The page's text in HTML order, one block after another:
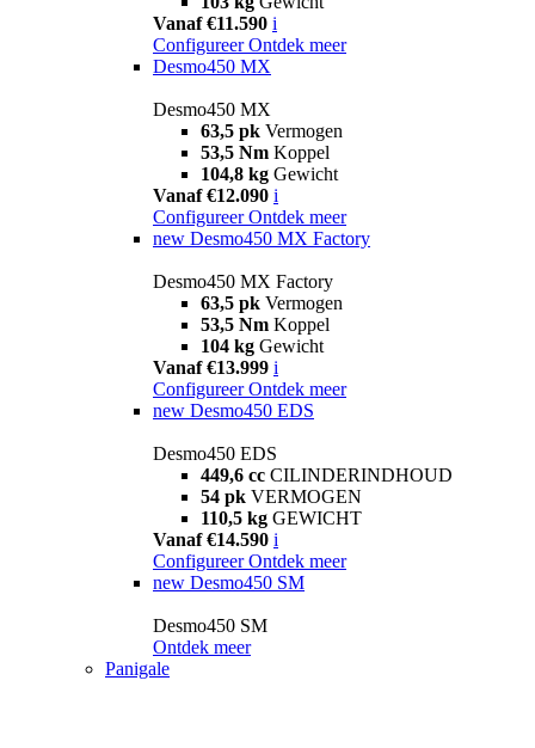
Vanaf €11.590 i
Configureer Ontdek meer
Desmo450 MX
Desmo450 MX
63,5 pk Vermogen
53,5 Nm Koppel
104,8 kg Gewicht
Vanaf €12.090 i
Configureer Ontdek meer
new Desmo450 MX Factory
Desmo450 MX Factory
63,5 pk Vermogen
53,5 Nm Koppel
104 kg Gewicht
Vanaf €13.999 i
Configureer Ontdek meer
new Desmo450 EDS
Desmo450 EDS
449,6 cc CILINDERINDHOUD
54 pk VERMOGEN
110,5 kg GEWICHT
Vanaf €14.590 i
Configureer Ontdek meer
new Desmo450 SM
Desmo450 SM
Ontdek meer
Panigale